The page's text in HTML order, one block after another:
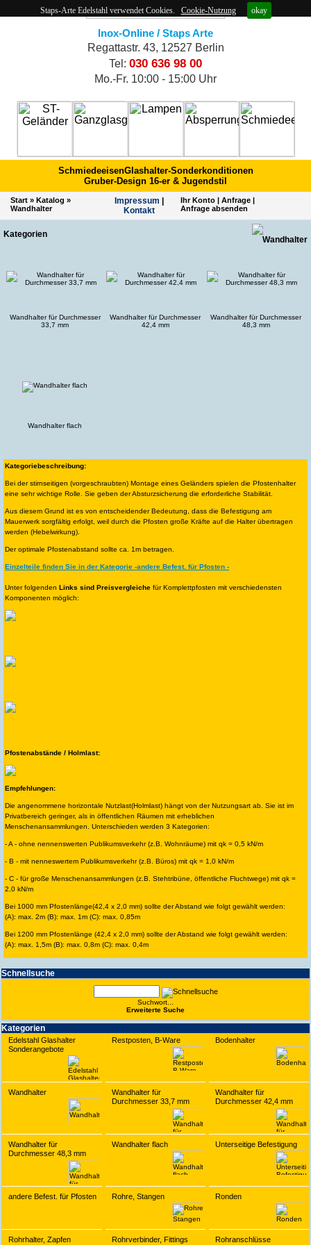
Staps-Arte Edelstahl verwendet Cookies. Cookie-Nutzung okay
Inox-Online / Staps Arte
Regattastr. 43, 12527 Berlin
Tel: 030 636 98 00
Mo.-Fr. 10:00 - 15:00 Uhr
SchmiedeeisenGlashalter-Sonderkonditionen
Gruber-Design 16-er & Jugendstil
Start » Katalog »
Wandhalter
Impres­sum
Kontakt
Ihr Konto| Anfrage|
Anfrage absenden
Schnell­suche
Suchwort...
Erwei­terte Suche
Kate­gorien
Edelstahl Glashalter
Sonderangebote
Restposten, B-Ware Bodenhalter
Wandhalter
Wandhalter für
Durchmesser 33,7 mm
Wandhalter für
Durchmesser 42,4 mm
Wandhalter für
Durchmesser 48,3 mm
Wandhalter flach Unterseitige Befestigung
andere Befest. für Pfosten Rohre, Stangen Ronden
Rohrhalter, Zapfen Rohrverbinder, Fittings Rohranschlüsse
Kategorien
Wandhalter für Durchmesser
33,7 mm
Wandhalter für Durchmesser
42,4 mm
Wandhalter für Durchmesser
48,3 mm
Wandhalter flach
Kategoriebeschreibung:
Bei der stirnseitigen (vorgeschraubten) Montage eines Geländers spielen die Pfostenhalter
eine sehr wichtige Rolle. Sie geben der Absturzsicherung die erforderliche Stabilität.
Aus diesem Grund ist es von entscheidender Bedeutung, dass die Befestigung am
Mauerwerk sorgfältig erfolgt, weil durch die Pfosten große Kräfte auf die Halter übertragen
werden (Hebelwirkung).
Der optimale Pfostenabstand sollte ca. 1m betragen.
Einzelteile finden Sie in der Kategorie -andere Befest. für Pfosten -
Unter folgenden Links sind Preisvergleiche für Komplettpfosten mit verschiedensten
Komponenten möglich:
Pfostenabstände / Holmlast:
Empfehlungen:
Die angenommene horizontale Nutzlast(Holmlast) hängt von der Nutzungsart ab. Sie ist im
Privatbereich geringer, als in öffentlichen Räumen mit erheblichen
Menschenansammlungen. Unterschieden werden 3 Kategorien:
- A - ohne nennenswerten Publikumsverkehr (z.B. Wohnräume) mit qk = 0,5 kN/m
- B - mit nenneswertem Publikumsverkehr (z.B. Büros) mit qk = 1,0 kN/m
- C - für große Menschenansammlungen (z.B. Stehtribüne, öffentliche Fluchtwege) mit qk =
2,0 kN/m
Bei 1000 mm Pfostenlänge(42,4 x 2,0 mm) sollte der Abstand wie folgt gewählt werden:
(A): max. 2m (B): max. 1m (C): max. 0,85m
Bei 1200 mm Pfostenlänge (42,4 x 2,0 mm) sollte der Abstand wie folgt gewählt werden:
(A): max. 1,5m (B): max. 0,8m (C): max. 0,4m